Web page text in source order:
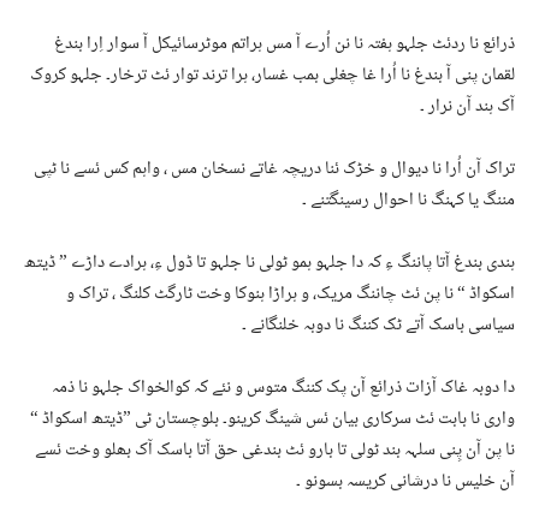
ذرائع نا ردئٹ جلہو ہفتہ نا نن اُرے آ مس ہراتم موٹرسائیکل آ سوار اِرا بندغ
لقمان پنی آ بندغ نا اُرا غا چغلی بمب غسار، ہرا ترند توار ئٹ ترخار۔ جلہو کروک
آک ہند آن نرار ۔
تراک آن اُرا نا دیوال و خڑک ئنا دریچہ غاتے نسخان مس ، واہم کس ئسے نا ٹپی
مننگ یا کہنگ نا احوال رسینگتنے ۔
ہندی بندغ آتا پاننگ ءِ کہ دا جلہو ہمو ٹولی نا جلہو تا ڈول ءِ، ہرادے داڑے ” ڈیتھ
اسکواڈ “ نا پن ئٹ چاننگ مریک، و ہراڑا ہنوکا وخت ٹارگٹ کلنگ ، تراک و
سیاسی باسک آتے ٹک کننگ نا دوبہ خلنگانے ۔
دا دوبہ غاک آزات ذرائع آن پک کننگ متوس و نئے کہ کوالخواک جلہو نا ذمہ
واری نا بابت ئٹ سرکاری بیان ئس شینگ کرینو۔ بلوچستان ٹی ”ڈیتھ اسکواڈ “
نا پن آن پِنی سلہہ بند ٹولی تا بارو ئٹ بندغی حق آتا باسک آک بھلو وخت ئسے
آن خلیس نا درشانی کریسہ بسونو ۔